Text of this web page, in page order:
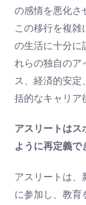
の感情を悪化さ
この移行を複雑
の生活に十分に
れらの独自のア
ス、経済的安定
括的なキャリア
アスリートはス
ように再定義で
アスリートは、
に参加し、教育